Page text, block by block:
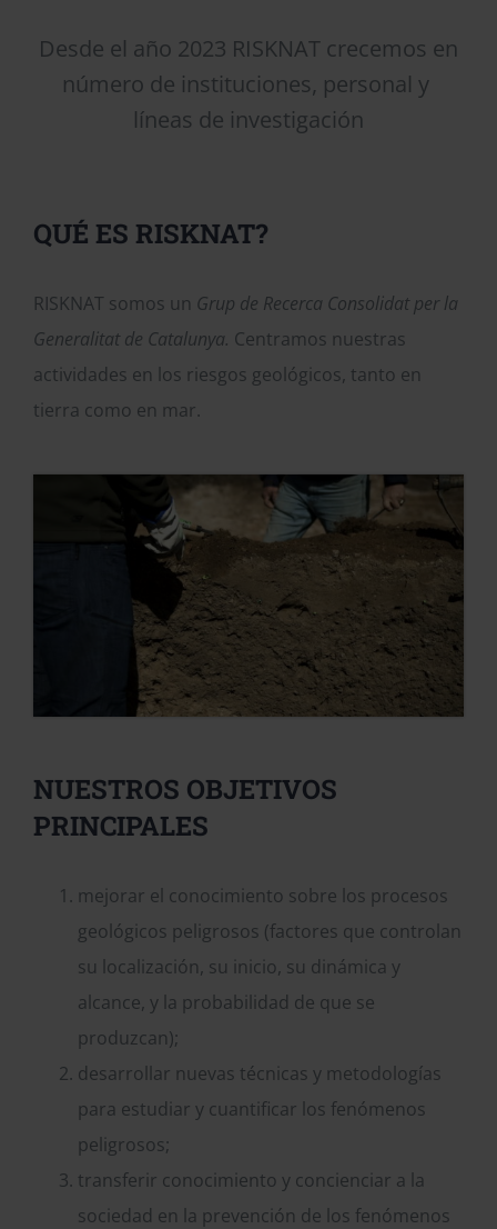
Desde el año 2023 RISKNAT crecemos en
número de instituciones, personal y
líneas de investigación
QUÉ ES RISKNAT?
RISKNAT somos un Grup de Recerca Consolidat per la
Generalitat de Catalunya. Centramos nuestras
actividades en los riesgos geológicos, tanto en
tierra como en mar.
NUESTROS OBJETIVOS
PRINCIPALES
mejorar el conocimiento sobre los procesos
geológicos peligrosos (factores que controlan
su localización, su inicio, su dinámica y
alcance, y la probabilidad de que se
produzcan);
desarrollar nuevas técnicas y metodologías
para estudiar y cuantificar los fenómenos
peligrosos;
transferir conocimiento y concienciar a la
sociedad en la prevención de los fenómenos